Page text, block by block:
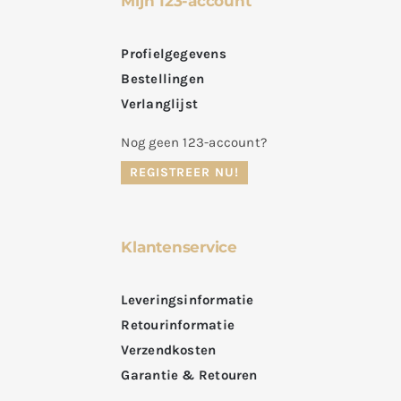
Profielgegevens
Bestellingen
Verlanglijst
Nog geen 123-account?
REGISTREER NU!
Klantenservice
Leveringsinformatie
Retourinformatie
Verzendkosten
Garantie & Retouren